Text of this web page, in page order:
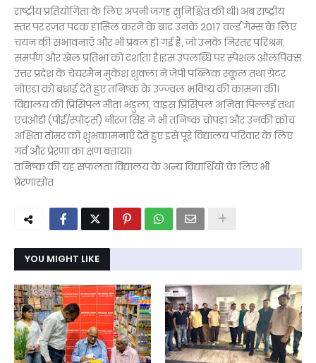
राष्ट्रीय प्रतियोगिता के लिए अपनी जगह सुनिश्चित की थी। अब राष्ट्रीय
स्तर पर रजत पदक हासिल करने के बाद उनके 2017 वर्ल्ड गेम्स के लिए
चयन की संभावनाएँ और भी प्रबल हो गई हैं, जो उनके निरंतर परिश्रम,
समर्पण और खेल प्रतिभा को दर्शाता है।इस उपलब्धि पर स्पेशल ओलंपिक्स
उत्तर प्रदेश के चेयरमैन मुकेश शुक्ला ने जेपी पब्लिक स्कूल तथा ग्रेटर
नोएडा को बधाई देते हुए तनिष्क के उज्ज्वल भविष्य की कामना की।
विद्यालय की प्रिंसिपल मीता भंडुला, वाइस प्रिंसिपल अनिता पिल्लई तथा
एचओडी (पीई/स्पोर्ट्स) नीरज सिंह ने भी तनिष्क चोपड़ा और उनकी कोच
अक्षिता तोमर को शुभकामनाएँ देते हुए इसे पूरे विद्यालय परिवार के लिए
गर्व और प्रेरणा का क्षण बताया।
तनिष्क की यह सफलता विद्यालय के अन्य विद्यार्थियों के लिए भी
प्रेरणास्रोत
YOU MIGHT LIKE